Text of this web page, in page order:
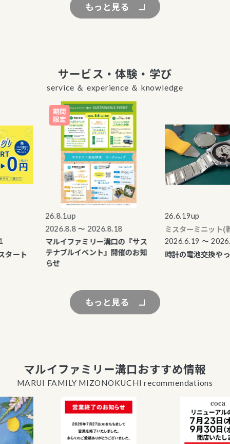
もっと見る
サービス・体験・学び
service ＆ experience ＆ knowledge
ト
26.8.1up
2026.8.8 〜 2026.8.18
マルイファミリー溝口の『サス
テナブルイベント』開催のお知
らせ
26.6.19up
ミスターミニット(靴
2026.6.19 〜
時計の電池交換やって
もっと見る
マルイファミリー溝口おすすめ情報
MARUI FAMILY MIZONOKUCHI recommendations